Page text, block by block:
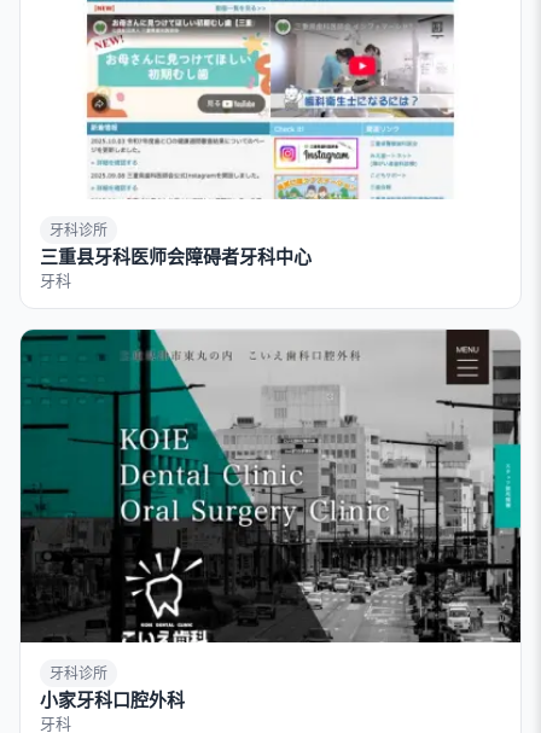
牙科诊所
三重县牙科医师会障碍者牙科中心
牙科
牙科诊所
小家牙科口腔外科
牙科